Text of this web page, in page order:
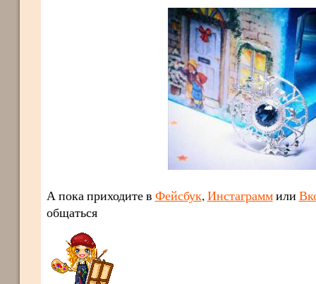
А пока приходите в Фейсбук,Инстаграммили
общаться